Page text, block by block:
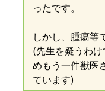
ったです。
しかし、腫瘍等
(先生を疑うわ
めもう一件獣医
ています)